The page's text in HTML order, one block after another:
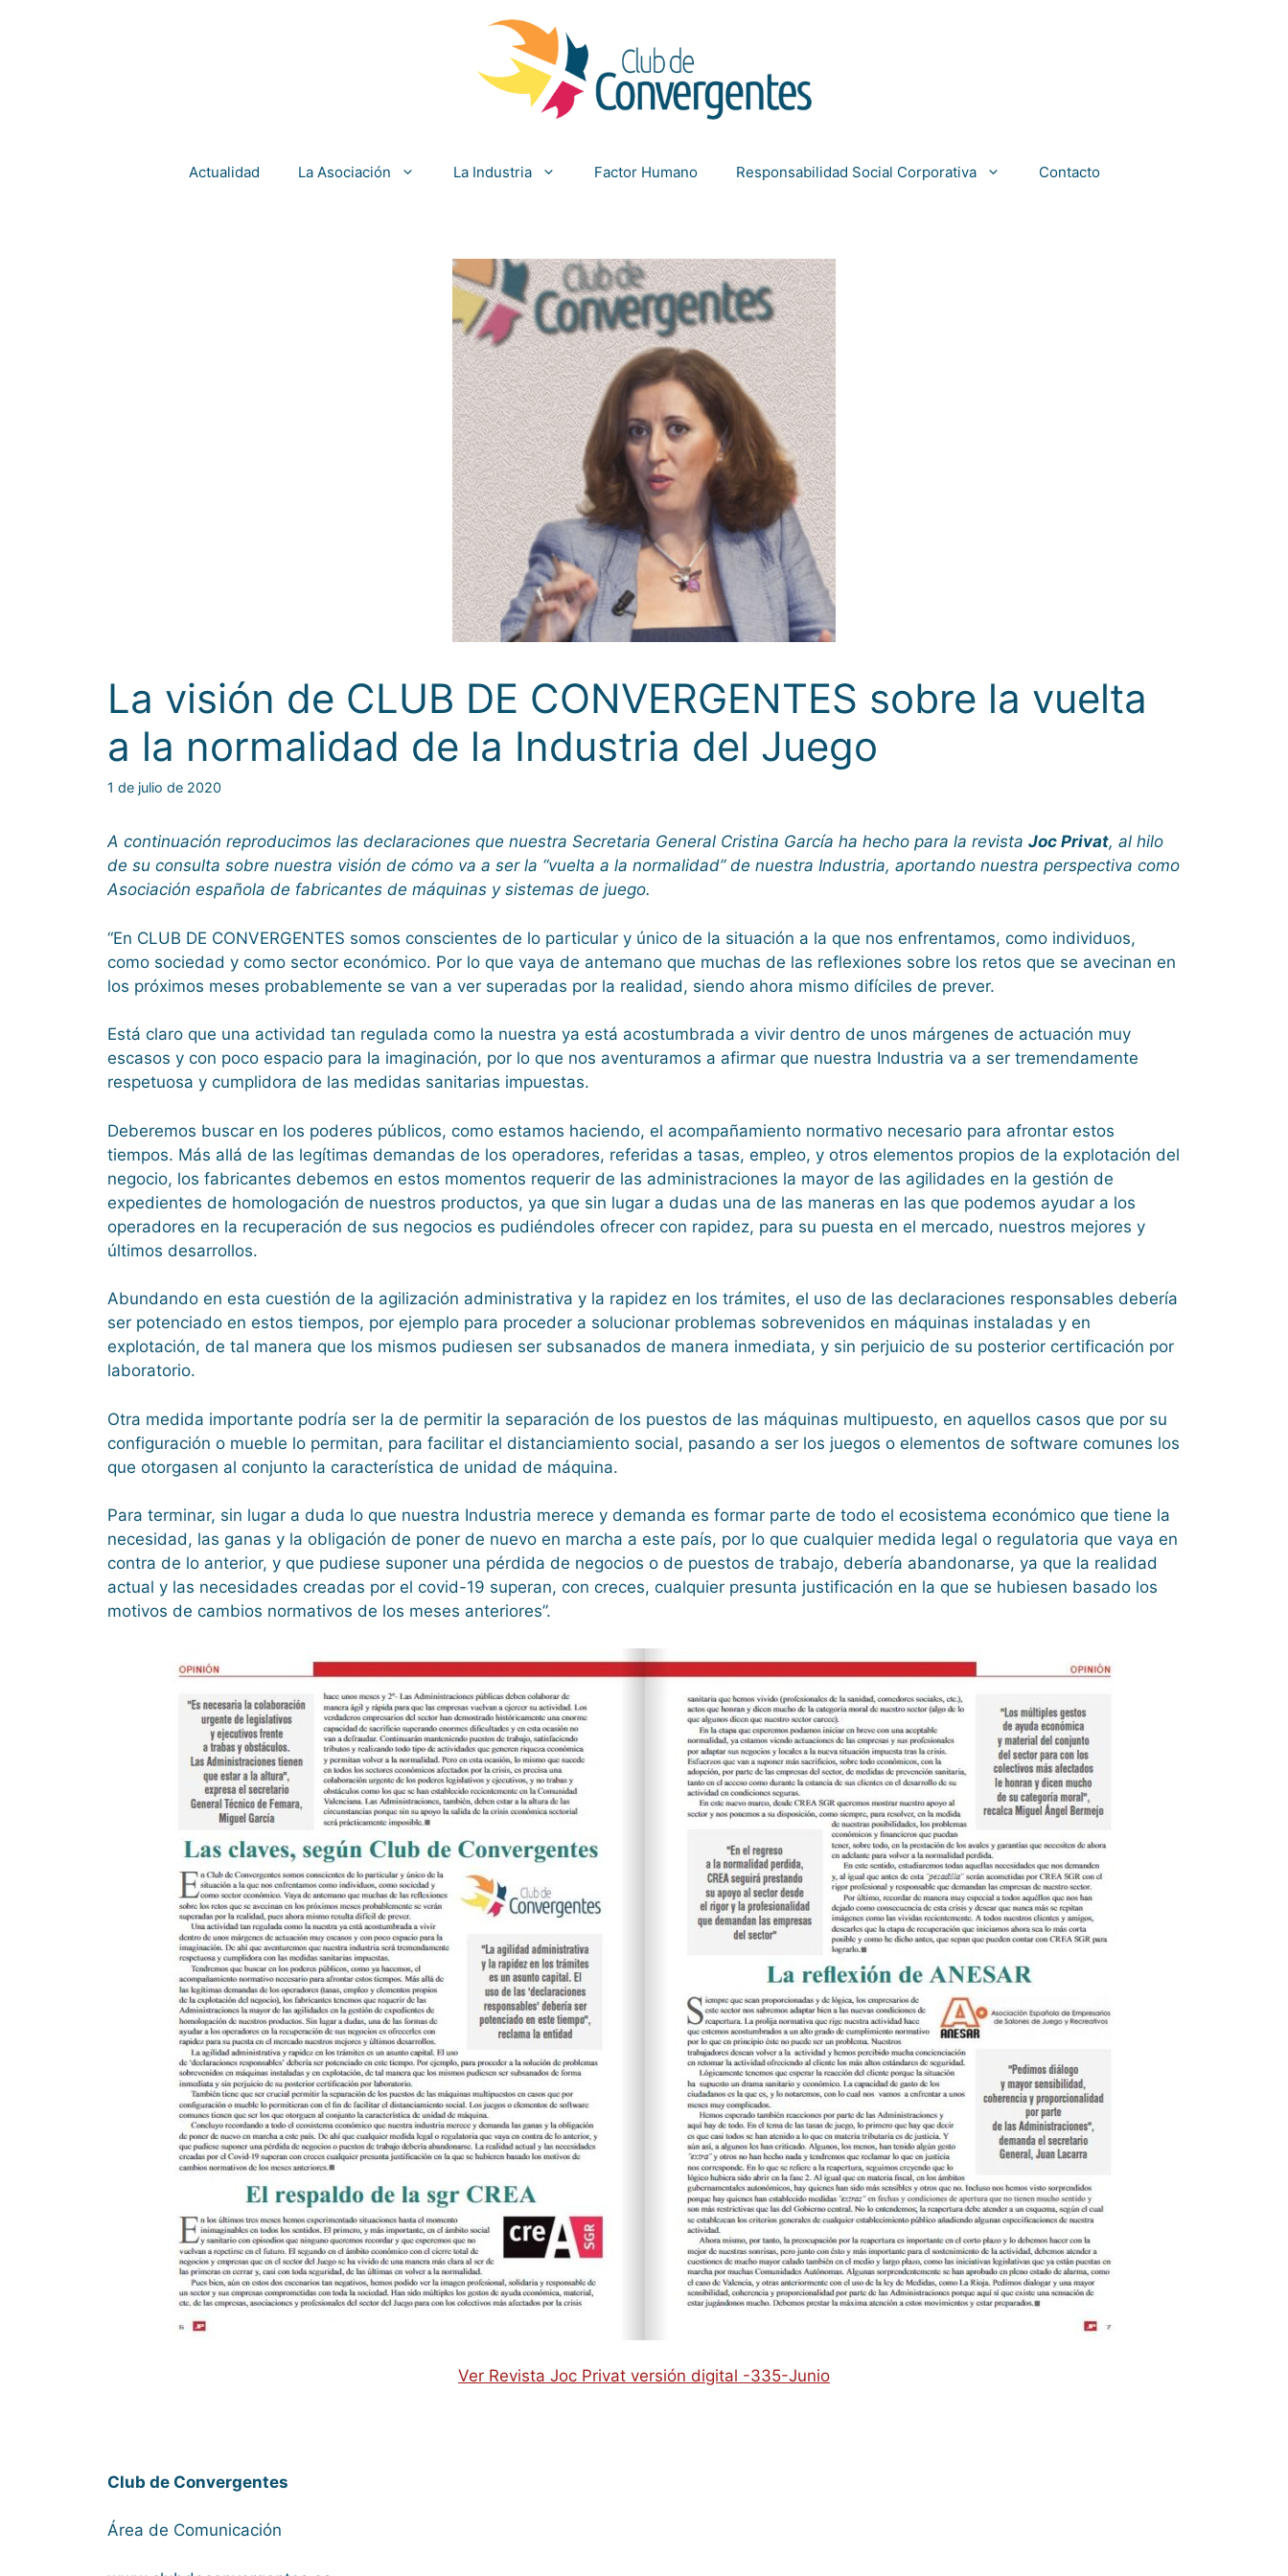
Actualidad La Asociación La Industria Factor Humano Responsabilidad Social Corporativa Contacto
La visión de CLUB DE CONVERGENTES sobre la vuelta
a la normalidad de la Industria del Juego
1 de julio de 2020
A continuación reproducimos las declaraciones que nuestra Secretaria General Cristina García ha hecho para la revista Joc Privat, al hilo
de su consulta sobre nuestra visión de cómo va a ser la “vuelta a la normalidad” de nuestra Industria, aportando nuestra perspectiva como
Asociación española de fabricantes de máquinas y sistemas de juego.
“En CLUB DE CONVERGENTES somos conscientes de lo particular y único de la situación a la que nos enfrentamos, como individuos,
como sociedad y como sector económico. Por lo que vaya de antemano que muchas de las reflexiones sobre los retos que se avecinan en
los próximos meses probablemente se van a ver superadas por la realidad, siendo ahora mismo difíciles de prever.
Está claro que una actividad tan regulada como la nuestra ya está acostumbrada a vivir dentro de unos márgenes de actuación muy
escasos y con poco espacio para la imaginación, por lo que nos aventuramos a afirmar que nuestra Industria va a ser tremendamente
respetuosa y cumplidora de las medidas sanitarias impuestas.
Deberemos buscar en los poderes públicos, como estamos haciendo, el acompañamiento normativo necesario para afrontar estos
tiempos. Más allá de las legítimas demandas de los operadores, referidas a tasas, empleo, y otros elementos propios de la explotación del
negocio, los fabricantes debemos en estos momentos requerir de las administraciones la mayor de las agilidades en la gestión de
expedientes de homologación de nuestros productos, ya que sin lugar a dudas una de las maneras en las que podemos ayudar a los
operadores en la recuperación de sus negocios es pudiéndoles ofrecer con rapidez, para su puesta en el mercado, nuestros mejores y
últimos desarrollos.
Abundando en esta cuestión de la agilización administrativa y la rapidez en los trámites, el uso de las declaraciones responsables debería
ser potenciado en estos tiempos, por ejemplo para proceder a solucionar problemas sobrevenidos en máquinas instaladas y en
explotación, de tal manera que los mismos pudiesen ser subsanados de manera inmediata, y sin perjuicio de su posterior certificación por
laboratorio.
Otra medida importante podría ser la de permitir la separación de los puestos de las máquinas multipuesto, en aquellos casos que por su
configuración o mueble lo permitan, para facilitar el distanciamiento social, pasando a ser los juegos o elementos de software comunes los
que otorgasen al conjunto la característica de unidad de máquina.
Para terminar, sin lugar a duda lo que nuestra Industria merece y demanda es formar parte de todo el ecosistema económico que tiene la
necesidad, las ganas y la obligación de poner de nuevo en marcha a este país, por lo que cualquier medida legal o regulatoria que vaya en
contra de lo anterior, y que pudiese suponer una pérdida de negocios o de puestos de trabajo, debería abandonarse, ya que la realidad
actual y las necesidades creadas por el covid-19 superan, con creces, cualquier presunta justificación en la que se hubiesen basado los
motivos de cambios normativos de los meses anteriores”.
Ver Revista Joc Privat versión digital -335-Junio
Club de Convergentes
Área de Comunicación